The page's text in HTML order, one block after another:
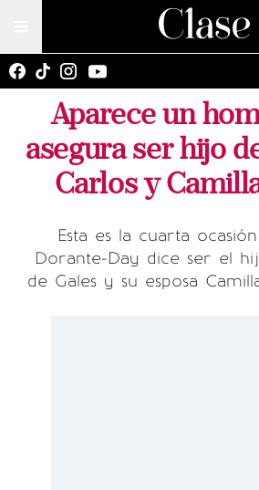
Aparece un
asegura ser hijo
Carlos y
Esta es la cuarta
Dorante-Day dice ser el
de Gales y su esposa